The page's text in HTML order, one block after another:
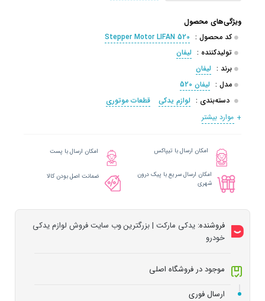
ویژگی‌های محصول
کد محصول : Stepper Motor LIFAN 520
تولیدکننده : لیفان
برند : لیفان
مدل : لیفان 520
دسته‌بندی : لوازم یدکی
قطعات موتوری
موارد بیشتر
امکان ارسال با تیپاکس امکان ارسال با پست
امکان ارسال سریع با پیک درون
شهری
ضمانت اصل بودن کالا
فروشنده: یدکی مارکت | بزرگترین وب سایت فروش لوازم یدکی
خودرو
موجود در فروشگاه اصلی
ارسال فوری